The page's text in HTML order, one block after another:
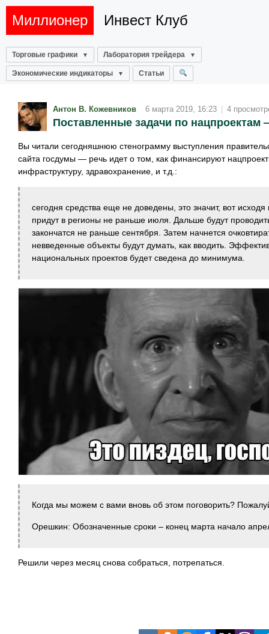
Миллионер Инвест Клуб
Торговые графики Лаборатория трейдера
Экономические индикаторы Статьи
Антон В. Кожевников 6 марта 2019, 16:23 | 4
Поставленные задачи по нацпроектам
Вы читали сегодняшнюю стенограмму выступления
сайта госдумы — речь идет о том, как финансируют
инфраструктуру, здравохранение, и т.д.:
сегодня средства еще не доведены, это значит, вот
придут в регионы не раньше июля. Дальше будут
закончатся не раньше сентября. Затем начнется
невведенные объекты будут думать, как вводить.
национальных проектов будет сведена до минимума.
Когда мы можем с вами вновь об этом поговорить?
Орешкин: Обозначенные сроки – конец марта начало
Решили через месяц снова собраться, потрепаться.